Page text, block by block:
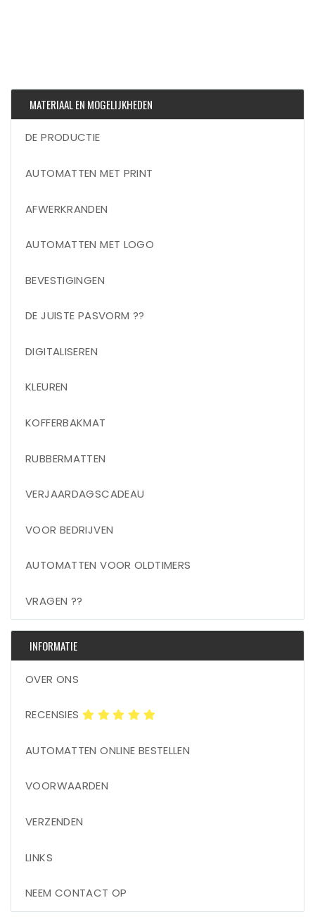
MATERIAAL EN MOGELIJKHEDEN
DE PRODUCTIE
AUTOMATTEN MET PRINT
AFWERKRANDEN
AUTOMATTEN MET LOGO
BEVESTIGINGEN
DE JUISTE PASVORM ??
DIGITALISEREN
KLEUREN
KOFFERBAKMAT
RUBBERMATTEN
VERJAARDAGSCADEAU
VOOR BEDRIJVEN
AUTOMATTEN VOOR OLDTIMERS
VRAGEN ??
INFORMATIE
OVER ONS
RECENSIES
AUTOMATTEN ONLINE BESTELLEN
VOORWAARDEN
VERZENDEN
LINKS
NEEM CONTACT OP